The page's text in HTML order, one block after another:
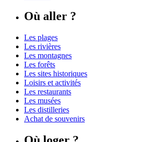
Où aller ?
Les plages
Les rivières
Les montagnes
Les forêts
Les sites historiques
Loisirs et activités
Les restaurants
Les musées
Les distilleries
Achat de souvenirs